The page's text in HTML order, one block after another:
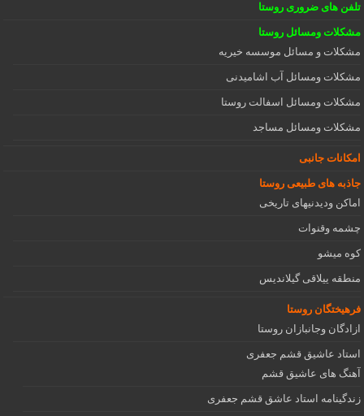
تلفن های ضروری روستا
مشکلات ومسائل روستا
مشکلات و مسائل موسسه خیریه
مشکلات ومسائل آب اشامیدنی
مشکلات ومسائل اسفالت روستا
مشکلات ومسائل مساجد
امکانات جانبی
جاذبه های طبیعی روستا
اماکن ودیدنیهای تاریخی
چشمه وقنوات
کوه میشو
منطقه ییلاقی گیلاندیس
فرهیختگان روستا
ازادگان وجانبازان روستا
استاد عاشیق قشم جعفری
آهنگ های عاشیق قشم
زندگینامه استاد عاشق قشم جعفری